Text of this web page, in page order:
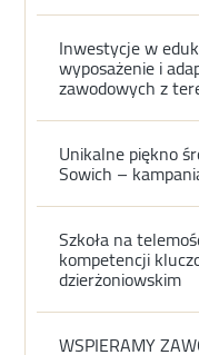
Inwestycje w
wyposażenie i
zawodowych z
Unikalne piękno
Sowich –
Szkoła na
kompetencji
dzierżoniowskim
WSPIERAMY